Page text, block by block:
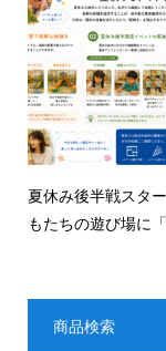
夏休み後半戦スタ
もたちの遊び場に「
商品検索